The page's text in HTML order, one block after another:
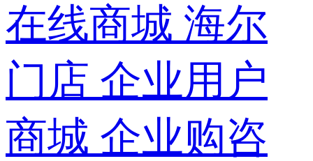
在线商城 海尔
门店 企业用户
商城 企业购咨